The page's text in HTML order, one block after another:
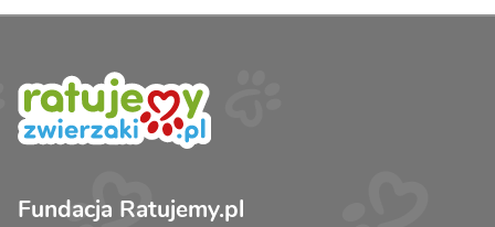
Fundacja Ratujemy.pl